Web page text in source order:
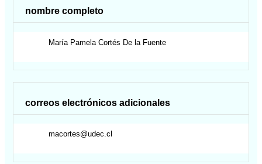
nombre completo
María Pamela Cortés De la Fuente
correos electrónicos adicionales
macortes@udec.cl